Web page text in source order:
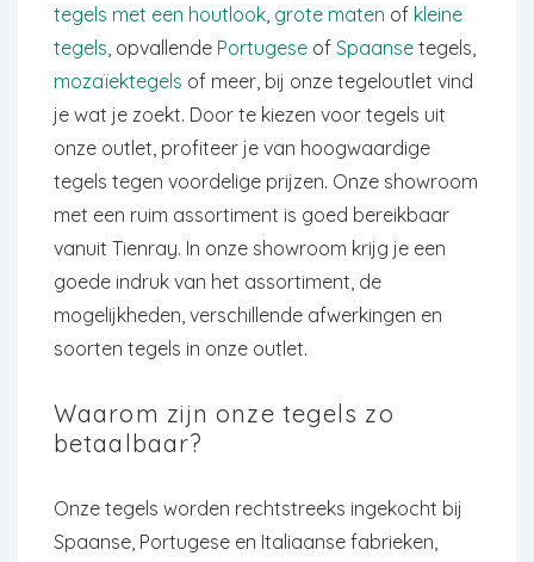
tegels met een houtlook, grote maten of kleine
tegels, opvallende Portugese of Spaanse tegels,
mozaïektegels of meer, bij onze tegeloutlet vind
je wat je zoekt. Door te kiezen voor tegels uit
onze outlet, profiteer je van hoogwaardige
tegels tegen voordelige prijzen. Onze showroom
met een ruim assortiment is goed bereikbaar
vanuit Tienray. In onze showroom krijg je een
goede indruk van het assortiment, de
mogelijkheden, verschillende afwerkingen en
soorten tegels in onze outlet.
Waarom zijn onze tegels zo
betaalbaar?
Onze tegels worden rechtstreeks ingekocht bij
Spaanse, Portugese en Italiaanse fabrieken,